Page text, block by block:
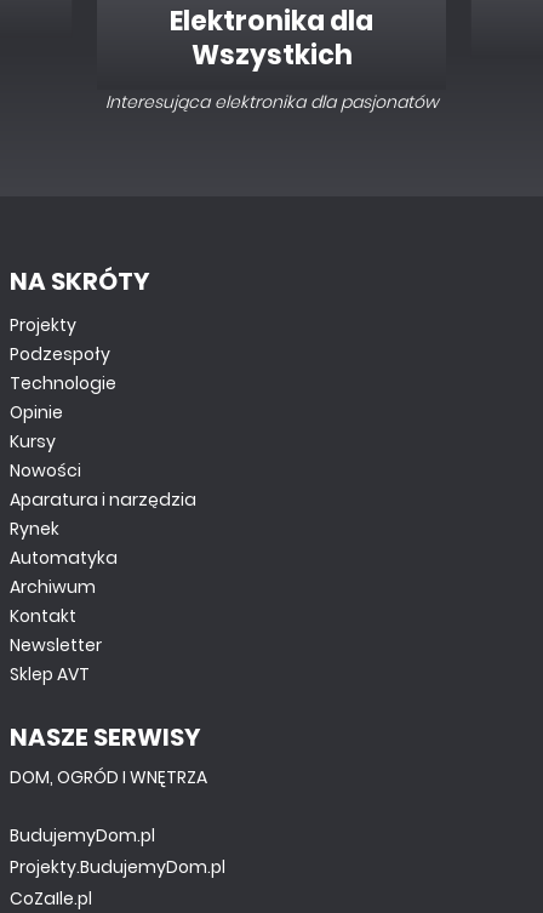
Elektronika dla
Wszystkich
Interesująca elektronika dla pasjonatów
NA SKRÓTY
Projekty
Podzespoły
Technologie
Opinie
Kursy
Nowości
Aparatura i narzędzia
Rynek
Automatyka
Archiwum
Kontakt
Newsletter
Sklep AVT
NASZE SERWISY
DOM, OGRÓD I WNĘTRZA
BudujemyDom.pl
Projekty.BudujemyDom.pl
CoZaIle.pl